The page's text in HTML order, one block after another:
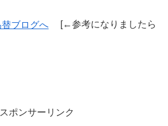
[←参考になりましたら
スポンサーリンク